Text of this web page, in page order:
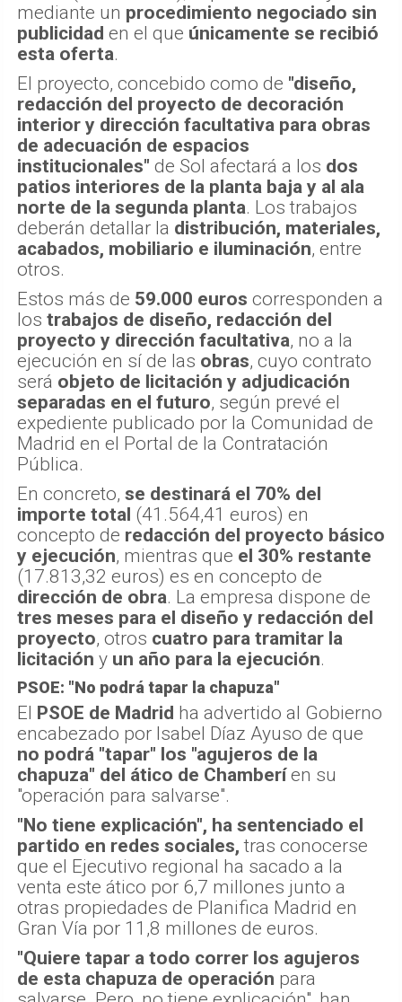
mediante un procedimiento negociado sin
publicidad en el que únicamente se recibió
esta oferta.
El proyecto, concebido como de "diseño,
redacción del proyecto de decoración
interior y dirección facultativa para obras
de adecuación de espacios
institucionales" de Sol afectará a los dos
patios interiores de la planta baja y al ala
norte de la segunda planta. Los trabajos
deberán detallar la distribución, materiales,
acabados, mobiliario e iluminación, entre
otros.
Estos más de 59.000 euros corresponden a
los trabajos de diseño, redacción del
proyecto y dirección facultativa, no a la
ejecución en sí de las obras, cuyo contrato
será objeto de licitación y adjudicación
separadas en el futuro, según prevé el
expediente publicado por la Comunidad de
Madrid en el Portal de la Contratación
Pública.
En concreto, se destinará el 70% del
importe total (41.564,41 euros) en
concepto de redacción del proyecto básico
y ejecución, mientras que el 30% restante
(17.813,32 euros) es en concepto de
dirección de obra. La empresa dispone de
tres meses para el diseño y redacción del
proyecto, otros cuatro para tramitar la
licitación y un año para la ejecución.
PSOE: "No podrá tapar la chapuza"
El PSOE de Madrid ha advertido al Gobierno
encabezado por Isabel Díaz Ayuso de que
no podrá "tapar" los "agujeros de la
chapuza" del ático de Chamberíen su
"operación para salvarse".
"No tiene explicación", ha sentenciado el
partido en redes sociales, tras conocerse
que el Ejecutivo regional ha sacado a la
venta este ático por 6,7 millones junto a
otras propiedades de Planifica Madrid en
Gran Vía por 11,8 millones de euros.
"Quiere tapar a todo correr los agujeros
de esta chapuza de operación para